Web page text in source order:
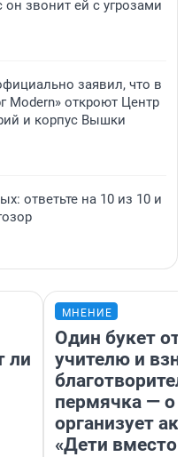
он звонит ей с угрозами
заявил, что в
Modern» откроют Центр
и корпус Вышки
ответьте на 10 из 10 и
ли
МНЕНИЕ
Один букет от
учителю и
пермячка — о
организует
«Дети вместо